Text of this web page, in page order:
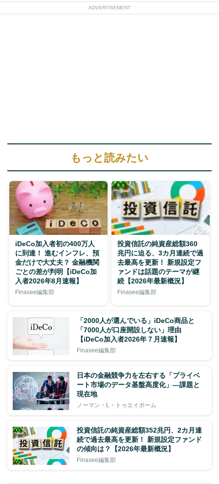
ADVERTISEMENT
もっと読みたい
iDeCo加入者初の400万人
に到達！ 進むインフレ、預
金だけで大丈夫？ 金融機関
ごとの差が判明【iDeCo加
入者2026年8月速報】
Finasee編集部
投資信託の純資産総額360
兆円に迫る、3カ月連続で過
去最高を更新！ 新規設定フ
ァンドは話題のテーマが継
続【2026年最新概況】
Finasee編集部
「2000人が選んでいる」iDeCo商品と
「7000人が口座開設しない」理由
【iDeCo加入者2026年７月速報】
Finasee編集部
日本の金融競争力を左右する「プライベ
ート市場のデータ基盤高度化」―課題と
現在地
ノーマン・L・トゥエイボーム
投資信託の純資産総額352兆円、2カ月連
続で過去最高を更新！ 新規設定ファンド
の傾向は？【2026年最新概況】
Finasee編集部